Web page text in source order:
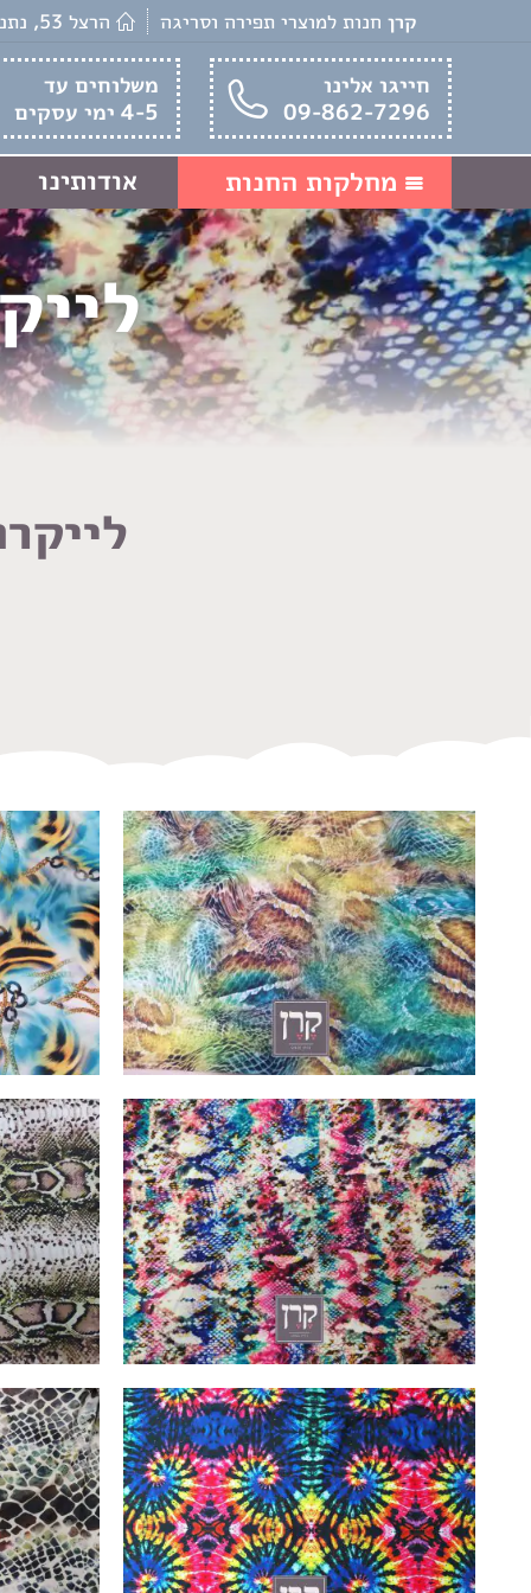
קרן חנות למוצרי תפירה וסריגה הרצל 53, נתניה
חייגו אלינו
09-862-7296
משלוחים עד
4-5 ימי עסקים
מחלקות החנות אודותינו